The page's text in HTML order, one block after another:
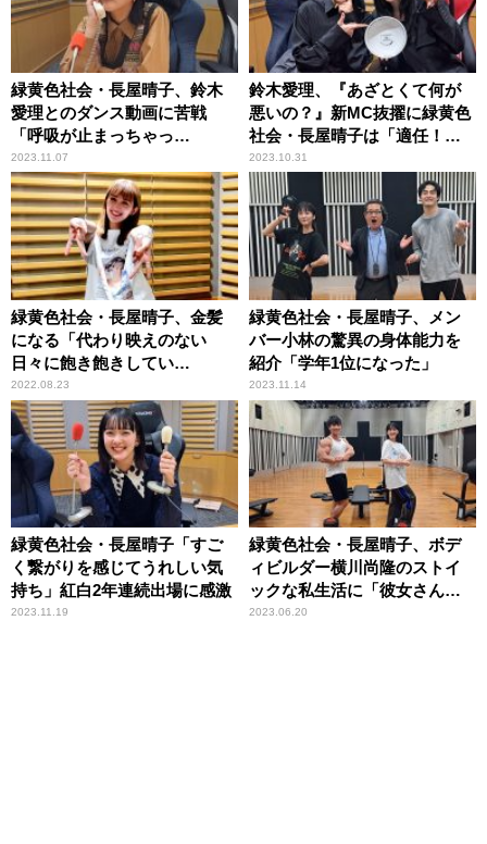
緑黄色社会・長屋晴子、鈴木
愛理とのダンス動画に苦戦
「呼吸が止まっちゃっ
て……」
2023.11.07
鈴木愛理、『あざとくて何が
悪いの？』新MC抜擢に緑黄色
社会・長屋晴子は「適任！」
と太鼓判
2023.10.31
緑黄色社会・長屋晴子、金髪
になる「代わり映えのない
日々に飽き飽きしてい
て……」
2022.08.23
緑黄色社会・長屋晴子、メン
バー小林の驚異の身体能力を
紹介「学年1位になった」
2023.11.14
緑黄色社会・長屋晴子「すご
く繋がりを感じてうれしい気
持ち」紅白2年連続出場に感激
2023.11.19
緑黄色社会・長屋晴子、ボデ
ィビルダー横川尚隆のストイ
ックな私生活に「彼女さんは
怒るでしょうね（笑）」
2023.06.20